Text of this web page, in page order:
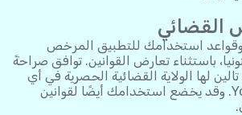
استخدامك للتطبيق المرخص
باستثناء تعارض القوانين. توافق صراحةً
لها الولاية القضائية الحصرية في أي
دعوى أو نزاع مع Yolla. وقد يخضع استخدامك أيضًا لقوانين